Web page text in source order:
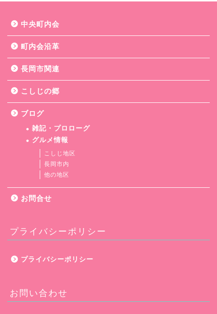
中央町内会
町内会沿革
長岡市関連
こしじの郷
ブログ
雑記・プロローグ
グルメ情報
こしじ地区
長岡市内
他の地区
お問合せ
プライバシーポリシー
プライバシーポリシー
お問い合わせ